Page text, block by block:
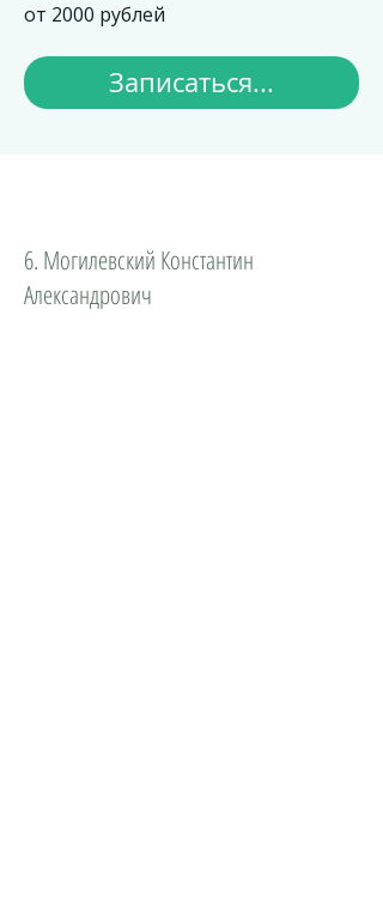
от 2000 рублей
Записаться...
6. Могилевский Константин
Александрович